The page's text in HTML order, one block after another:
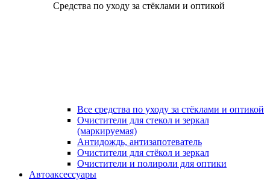
Средства по уходу за стёклами и оптикой
Все средства по уходу за стёклами и оптикой
Очистители для стекол и зеркал
(маркируемая)
Антидождь, антизапотеватель
Очистители для стёкол и зеркал
Очистители и полироли для оптики
Автоаксессуары